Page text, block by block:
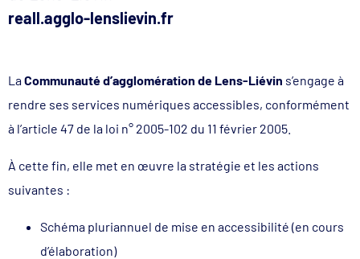
reall.agglo-lenslievin.fr
LaCommunauté d’agglomération de Lens-Liévin s’engage à
rendre ses services numériques accessibles, conformément
à l’article 47 de la loi n° 2005-102 du 11 février 2005.
À cette fin, elle met en œuvre la stratégie et les actions
suivantes :
Schéma pluriannuel de mise en accessibilité (en cours
d’élaboration)